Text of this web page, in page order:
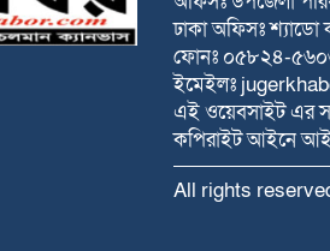
ঢাকা অফিসঃ শ্যাডো
ফোনঃ ০৫৮২৪-
ইমেইলঃ
এই ওয়েবসাইট এর
কপিরাইট আইনে
All rights